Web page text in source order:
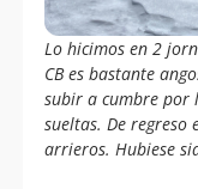
Lo hicimos en 2
CB es bastante
subir a cumbre por
sueltas. De regreso
arrieros. Hubiese